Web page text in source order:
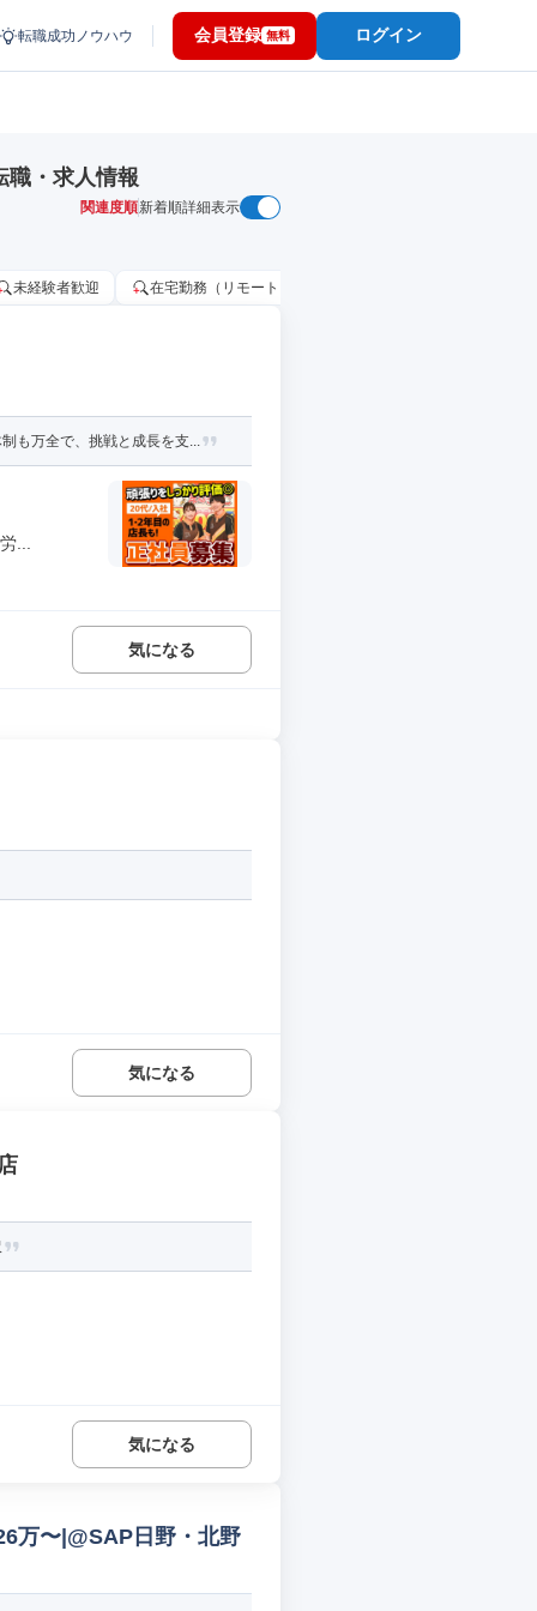
転職成功ノウハウ 会員登録 無料 ログイン
職・求人情報
関連度順新着順詳細表示
未経験者歓迎 在宅勤務（リモートワーク）OK
も万全で、挑戦と成長を支...
...
気になる
気になる
気になる
万〜|@SAP日野・北野